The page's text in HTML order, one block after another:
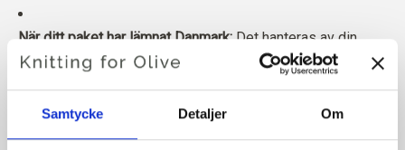
Samtycke Detaljer Om
När ditt paket har lämnat Danmark:Det hanteras av din
lokala posttjänst och vi har inte längre tillgång till mer
vänligen kontakta din lokala posttjänst för mer information